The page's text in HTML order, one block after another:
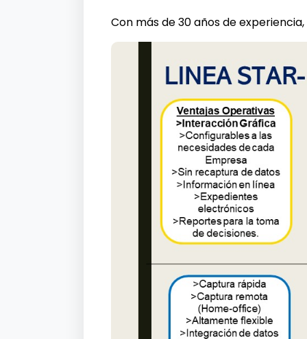
Con más de 30 años de